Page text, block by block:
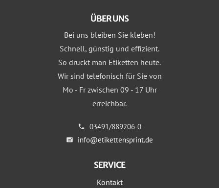
ÜBER UNS
Bei uns bleiben Sie kleben!
Schnell, günstig und effizient.
So druckt man Etiketten heute.
Wir sind telefonisch für Sie von
Mo - Fr zwischen 09 - 17 Uhr
erreichbar.
03491/889206-0
info@etikettensprint.de
SERVICE
Kontakt